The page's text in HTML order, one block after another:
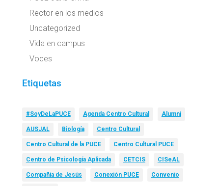
Rector en los medios
Uncategorized
Vida en campus
Voces
Etiquetas
#SoyDeLaPUCE Agenda Centro Cultural Alumni
AUSJAL Biología Centro Cultural
Centro Cultural de la PUCE Centro Cultural PUCE
Centro de Psicología Aplicada CETCIS CISeAL
Compañía de Jesús Conexión PUCE Convenio